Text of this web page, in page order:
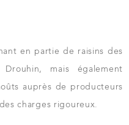
en partie de raisins des
mais également
auprès de producteurs
charges rigoureux.